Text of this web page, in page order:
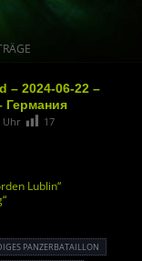
– 2024-06-22 –
Германия
Uhr 17
Lublin“
PANZERBATAILLON